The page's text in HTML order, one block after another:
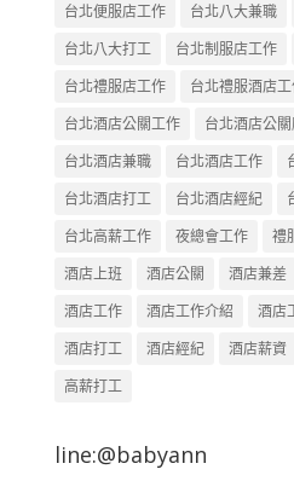
台北便服店工作
台北八大兼職
台北八大打工
台北制服店工作
台北禮服店工作
台北禮服酒店
台北酒店公關工作
台北酒店公
台北酒店兼職
台北酒店工作
台北酒店打工
台北酒店經紀
台北高薪工作
夜總會工作 禮
酒店上班
酒店公關 酒店兼差
酒店工作
酒店工作介紹 酒店
酒店打工
酒店經紀 酒店薪資
高薪打工
line:@babyann